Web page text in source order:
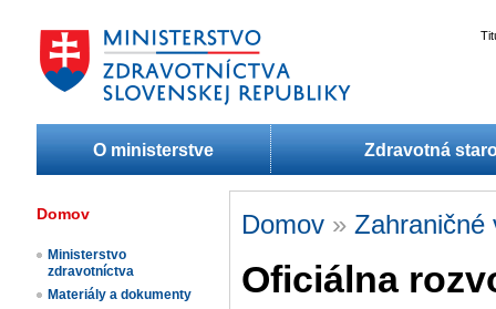
O ministerstve Zdravotná
Domov
Ministerstvo
zdravotníctva
Materiály a dokumenty
Domov » Zahraničné
Oficiálna